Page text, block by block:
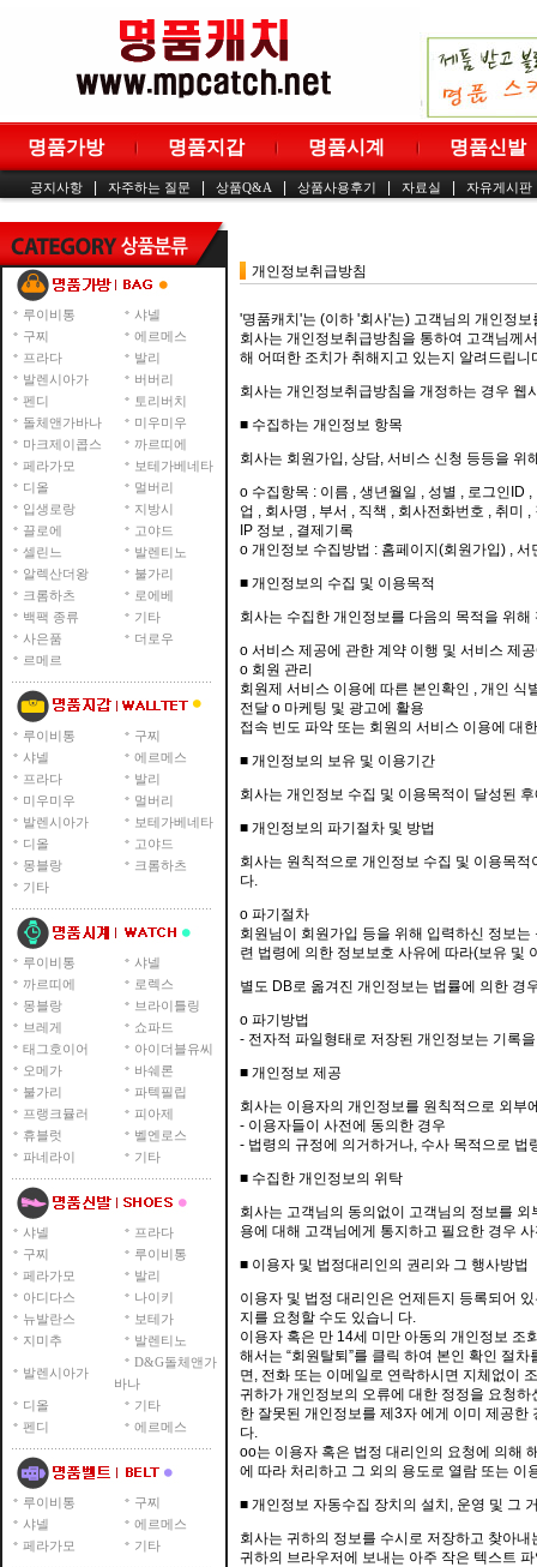
명품가방 명품지갑 명품시계 명품신발
공지사항 자주하는 질문 상품Q&A 상품사용후기 자료실 자유게시판
루이비통
샤넬
구찌
에르메스
프라다
발리
발렌시아가
버버리
펜디
토리버치
돌체앤가바나
미우미우
마크제이콥스
까르띠에
페라가모
보테가베네타
디올
멀버리
입생로랑
지방시
끌로에
고야드
셀린느
발렌티노
알렉산더왕
불가리
크롬하츠
로에베
백팩 종류
기타
사은품
더로우
르메르
루이비통
구찌
샤넬
에르메스
프라다
발리
미우미우
멀버리
발렌시아가
보테가베네타
디올
고야드
몽블랑
크롬하츠
기타
루이비통
샤넬
까르띠에
로렉스
몽블랑
브라이틀링
브레게
쇼파드
태그호이어
아이더블유씨
오메가
바쉐론
불가리
파텍필립
프랭크뮬러
피아제
휴블럿
벨엔로스
파네라이
기타
샤넬
프라다
구찌
루이비통
페라가모
발리
아디다스
나이키
뉴발란스
보테가
지미추
발렌티노
발렌시아가
D&G돌체앤가
바나
디올
기타
펜디
에르메스
루이비통
구찌
샤넬
에르메스
페라가모
기타
개인정보취급방침
'명품캐치'는 (이하 '회사'는) 고객님의 개인정
회사는 개인정보취급방침을 통하여 고객님께
해 어떠한 조치가 취해지고 있는지 알려드립니
회사는 개인정보취급방침을 개정하는 경우
■ 수집하는 개인정보 항목
회사는 회원가입, 상담, 서비스 신청 등등을
ο 수집항목 : 이름 , 생년월일 , 성별 , 로그인ID
업 , 회사명 , 부서 , 직책 , 회사전화번호 , 취미
IP 정보 , 결제기록
ο 개인정보 수집방법 : 홈페이지(회원가입) , 서
■ 개인정보의 수집 및 이용목적
회사는 수집한 개인정보를 다음의 목적을 위해
ο 서비스 제공에 관한 계약 이행 및 서비스 제
ο 회원 관리
회원제 서비스 이용에 따른 본인확인 , 개인
전달 ο 마케팅 및 광고에 활용
접속 빈도 파악 또는 회원의 서비스 이용에 대
■ 개인정보의 보유 및 이용기간
회사는 개인정보 수집 및 이용목적이 달성된
■ 개인정보의 파기절차 및 방법
회사는 원칙적으로 개인정보 수집 및 이용목
다.
ο 파기절차
회원님이 회원가입 등을 위해 입력하신 정보
련 법령에 의한 정보보호 사유에 따라(보유 및
별도 DB로 옮겨진 개인정보는 법률에 의한 경
ο 파기방법
- 전자적 파일형태로 저장된 개인정보는 기록
■ 개인정보 제공
회사는 이용자의 개인정보를 원칙적으로 외부
- 이용자들이 사전에 동의한 경우
- 법령의 규정에 의거하거나, 수사 목적으로
■ 수집한 개인정보의 위탁
회사는 고객님의 동의없이 고객님의 정보를
용에 대해 고객님에게 통지하고 필요한 경우
■ 이용자 및 법정대리인의 권리와 그 행사방법
이용자 및 법정 대리인은 언제든지 등록되어
지를 요청할 수도 있습니 다.
이용자 혹은 만 14세 미만 아동의 개인정보 조
해서는 “회원탈퇴”를 클릭 하여 본인 확인 절
면, 전화 또는 이메일로 연락하시면 지체없이
귀하가 개인정보의 오류에 대한 정정을 요청
한 잘못된 개인정보를 제3자 에게 이미 제공
다.
oo는 이용자 혹은 법정 대리인의 요청에 의해
에 따라 처리하고 그 외의 용도로 열람 또는 이
■ 개인정보 자동수집 장치의 설치, 운영 및 그
회사는 귀하의 정보를 수시로 저장하고 찾아
귀하의 브라우저에 보내는 아주 작은 텍스트